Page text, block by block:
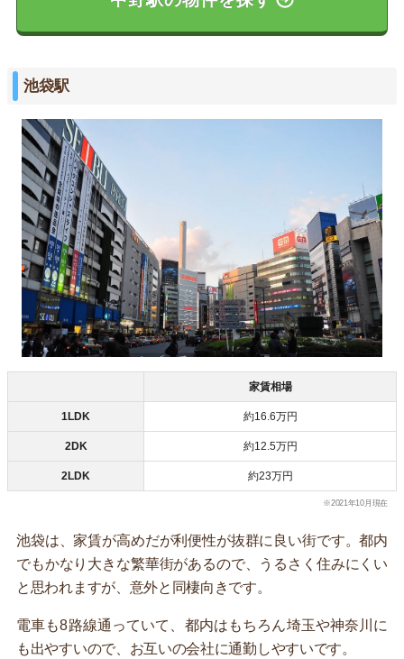
池袋駅
家賃相場
1LDK 約16.6万円
2DK 約12.5万円
2LDK 約23万円
※2021年10月現在
池袋は、家賃が高めだが利便性が抜群に良い街です。都内
でもかなり大きな繁華街があるので、うるさく住みにくい
と思われますが、意外と同棲向きです。
電車も8路線通っていて、都内はもちろん埼玉や神奈川に
も出やすいので、お互いの会社に通勤しやすいです。